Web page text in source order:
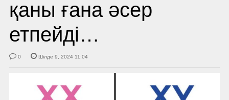
қаны ғана әсер
етпейді…
0 Шілде 9, 2024 11:04